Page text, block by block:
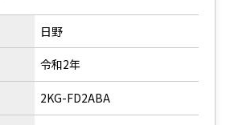
日野
令和2年
2KG-FD2ABA